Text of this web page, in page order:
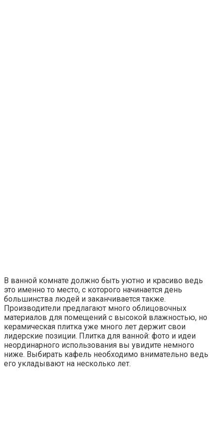
В ванной комнате должно быть уютно и красиво ведь
это именно то место, с которого начинается день
большинства людей и заканчивается также.
Производители предлагают много облицовочных
материалов для помещений с высокой влажностью, но
керамическая плитка уже много лет держит свои
лидерские позиции. Плитка для ванной: фото и идеи
неординарного использования вы увидите немного
ниже. Выбирать кафель необходимо внимательно ведь
его укладывают на несколько лет.